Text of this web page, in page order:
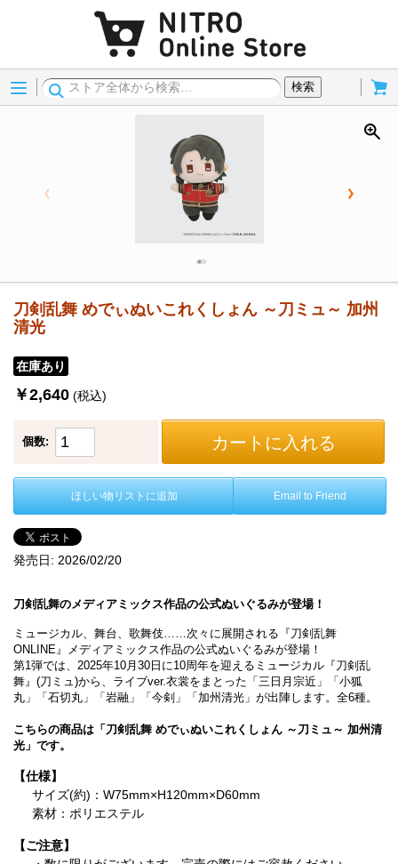
Menu
検索
刀剣乱舞 めでぃぬいこれくしょん ～刀ミュ～ 加州
清光
在庫あり
￥2,640 (税込)
個数: カートに入れる
ほしい物リストに追加 Email to Friend
発売日: 2026/02/20
刀剣乱舞のメディアミックス作品の公式ぬいぐるみが登場！
ミュージカル、舞台、歌舞伎……次々に展開される『刀剣乱舞
ONLINE』メディアミックス作品の公式ぬいぐるみが登場！
第1弾では、2025年10月30日に10周年を迎えるミュージカル『刀剣乱
舞』(刀ミュ)から、ライブver.衣裳をまとった「三日月宗近」「小狐
丸」「石切丸」「岩融」「今剣」「加州清光」が出陣します。全6種。
こちらの商品は「刀剣乱舞 めでぃぬいこれくしょん ～刀ミュ～ 加州清
光」です。
【仕様】
サイズ(約)：W75mm×H120mm×D60mm
素材：ポリエステル
【ご注意】